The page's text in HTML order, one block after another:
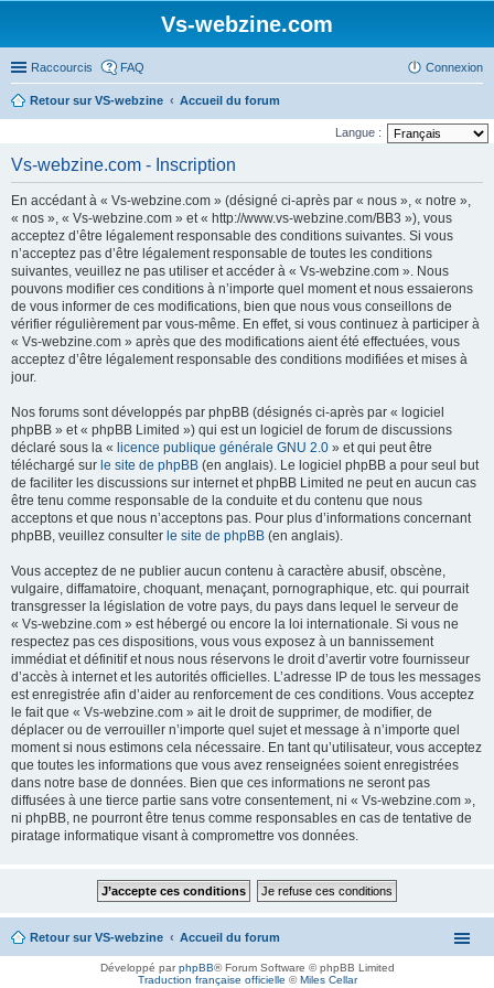
Vs-webzine.com
Raccourcis FAQ Connexion
Retour sur VS-webzine Accueil du forum
Langue :
Vs-webzine.com - Inscription
En accédant à « Vs-webzine.com » (désigné ci-après par « nous », « notre »,
« nos », « Vs-webzine.com » et « http://www.vs-webzine.com/BB3 »), vous
acceptez d’être légalement responsable des conditions suivantes. Si vous
n’acceptez pas d’être légalement responsable de toutes les conditions
suivantes, veuillez ne pas utiliser et accéder à « Vs-webzine.com ». Nous
pouvons modifier ces conditions à n’importe quel moment et nous essaierons
de vous informer de ces modifications, bien que nous vous conseillons de
vérifier régulièrement par vous-même. En effet, si vous continuez à participer à
« Vs-webzine.com » après que des modifications aient été effectuées, vous
acceptez d’être légalement responsable des conditions modifiées et mises à
jour.
Nos forums sont développés par phpBB (désignés ci-après par « logiciel
phpBB » et « phpBB Limited ») qui est un logiciel de forum de discussions
déclaré sous la « licence publique générale GNU 2.0 » et qui peut être
téléchargé sur le site de phpBB (en anglais). Le logiciel phpBB a pour seul but
de faciliter les discussions sur internet et phpBB Limited ne peut en aucun cas
être tenu comme responsable de la conduite et du contenu que nous
acceptons et que nous n’acceptons pas. Pour plus d’informations concernant
phpBB, veuillez consulter le site de phpBB (en anglais).
Vous acceptez de ne publier aucun contenu à caractère abusif, obscène,
vulgaire, diffamatoire, choquant, menaçant, pornographique, etc. qui pourrait
transgresser la législation de votre pays, du pays dans lequel le serveur de
« Vs-webzine.com » est hébergé ou encore la loi internationale. Si vous ne
respectez pas ces dispositions, vous vous exposez à un bannissement
immédiat et définitif et nous nous réservons le droit d’avertir votre fournisseur
d’accès à internet et les autorités officielles. L’adresse IP de tous les messages
est enregistrée afin d’aider au renforcement de ces conditions. Vous acceptez
le fait que « Vs-webzine.com » ait le droit de supprimer, de modifier, de
déplacer ou de verrouiller n’importe quel sujet et message à n’importe quel
moment si nous estimons cela nécessaire. En tant qu’utilisateur, vous acceptez
que toutes les informations que vous avez renseignées soient enregistrées
dans notre base de données. Bien que ces informations ne seront pas
diffusées à une tierce partie sans votre consentement, ni « Vs-webzine.com »,
ni phpBB, ne pourront être tenus comme responsables en cas de tentative de
piratage informatique visant à compromettre vos données.
Retour sur VS-webzine Accueil du forum
Développé parphpBB® Forum Software © phpBB Limited
Traduction française officielle ©Miles Cellar